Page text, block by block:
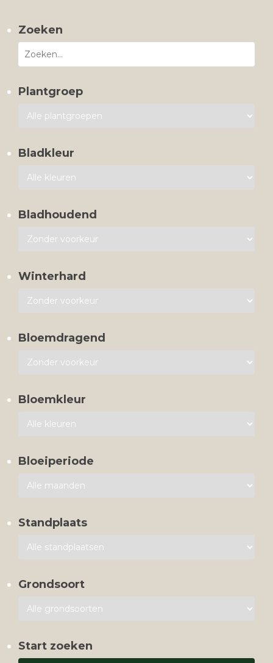
Zoeken
Plantgroep
Bladkleur
Bladhoudend
Winterhard
Bloemdragend
Bloemkleur
Bloeiperiode
Standplaats
Grondsoort
Start zoeken